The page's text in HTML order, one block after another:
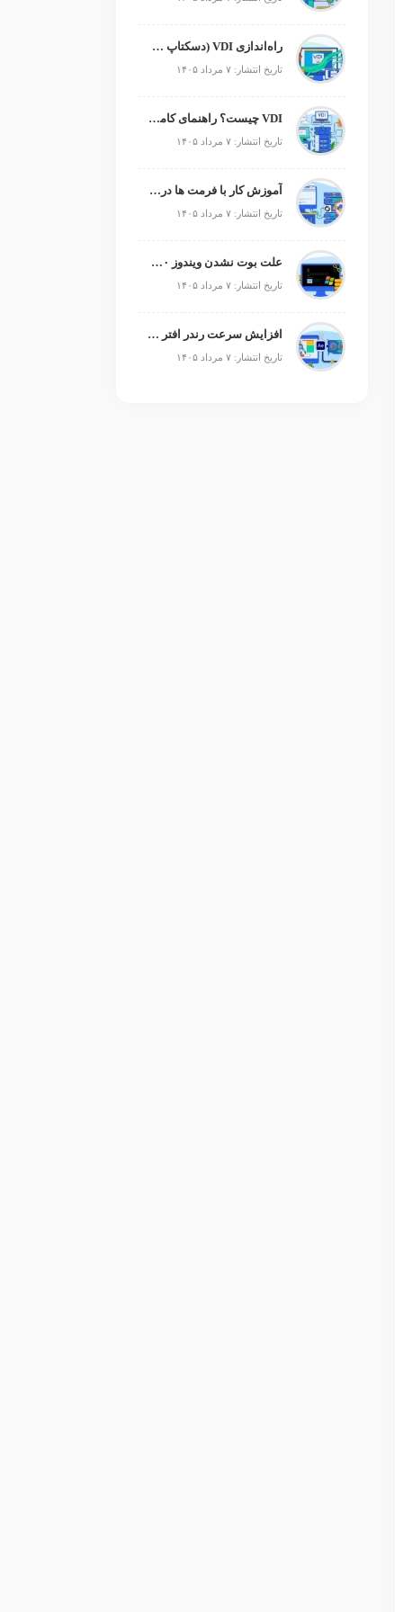
راه‌اندازی VDI (دسکتاپ مجازی)
تاریخ انتشار: ۷ مرداد ۱۴۰۵
VDI چیست؟ راهنمای کامل زیرساخت دسکتاپ مجازی
تاریخ انتشار: ۷ مرداد ۱۴۰۵
آموزش کار با فرمت ها در پایتون
تاریخ انتشار: ۷ مرداد ۱۴۰۵
علت بوت نشدن ویندوز ۱۰ و ۱۱ + آموزش رفع مشکل (راهنمای گام‌به‌گام)
تاریخ انتشار: ۷ مرداد ۱۴۰۵
افزایش سرعت رندر افتر افکت؛ رفع کندی After Effects
تاریخ انتشار: ۷ مرداد ۱۴۰۵